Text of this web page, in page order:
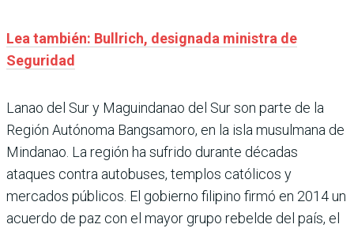
Lea también: Bullrich, designada ministra de
Seguridad
Lanao del Sur y Maguindanao del Sur son parte de la
Región Autónoma Bangsamoro, en la isla musulmana de
Mindanao. La región ha sufrido durante décadas
ataques contra autobuses, templos católicos y
mercados públicos. El gobierno filipino firmó en 2014 un
acuerdo de paz con el mayor grupo rebelde del país, el